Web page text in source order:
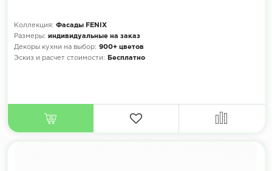
Коллекция: Фасады FENIX
Размеры: индивидуальные на заказ
Декоры кухни на выбор: 900+ цветов
Эскиз и расчет стоимости:
Бесплатно